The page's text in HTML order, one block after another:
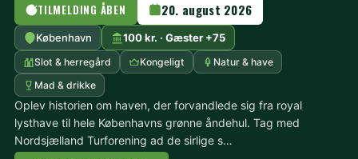
TILMELDING ÅBEN 20. august 2026
København 100 kr. · Gæster +75
Slot & herregård Kongeligt
Natur & have
Mad & drikke
Oplev historien om haven, der forvandlede sig fra royal
lysthave til hele Københavns grønne åndehul. Tag med
Nordsjælland Turforening ad de sirlige s…